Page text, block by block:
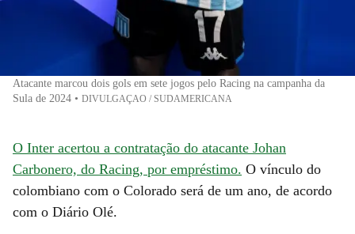
Atacante marcou dois gols em sete jogos pelo Racing na campanha da
Sula de 2024 • DIVULGAÇAO / SUDAMERICANA
O Inter acertou a contratação do atacante Johan
Carbonero, do Racing, por empréstimo. O vínculo do
colombiano com o Colorado será de um ano, de acordo
com o Diário Olé.